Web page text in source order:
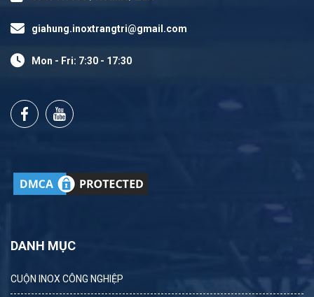
giahung.inoxtrangtri@gmail.com
Mon - Fri: 7:30 - 17:30
DANH MỤC
CUỘN INOX CÔNG NGHIỆP